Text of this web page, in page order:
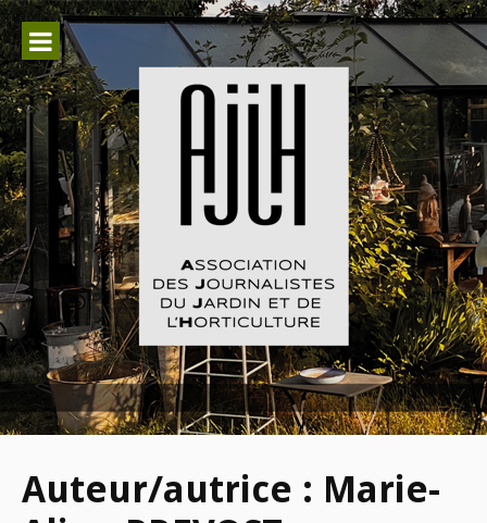
Aller
au
contenu
Association des Journalistes du
Jardin et de l'Horticulture
Auteur/autrice : Marie-